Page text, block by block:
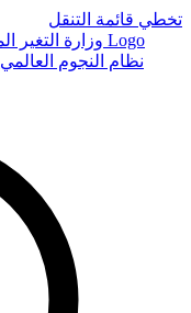
تخطي قائمة التنقل
Logo
نظام النجوم العالمي